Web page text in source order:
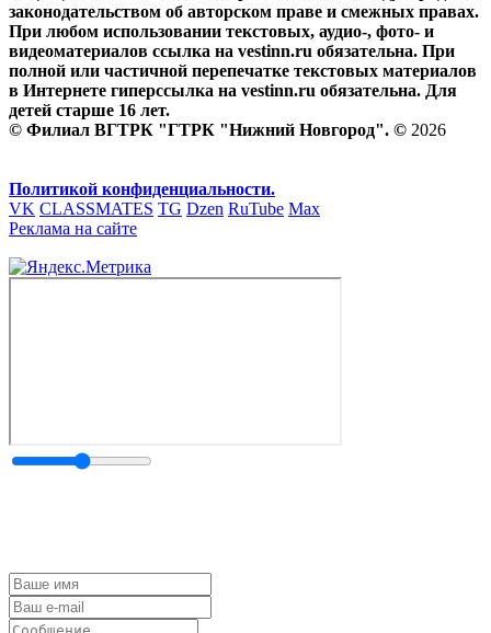
законодательством об авторском праве и смежных правах.
При любом использовании текстовых, аудио-, фото- и
видеоматериалов ссылка на vestinn.ru обязательна. При
полной или частичной перепечатке текстовых материалов
в Интернете гиперссылка на vestinn.ru обязательна. Для
детей старше 16 лет.
© Филиал ВГТРК "ГТРК "Нижний Новгород". © 2026
Политикой конфиденциальности.
VK CLASSMATES TG Dzen RuTube Max
Реклама на сайте